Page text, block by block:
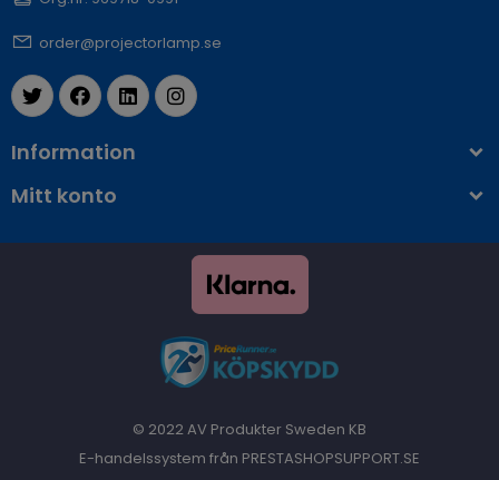
order@projectorlamp.se
Information
Mitt konto
© 2022 AV Produkter Sweden KB
E-handelssystem från PRESTASHOPSUPPORT.SE